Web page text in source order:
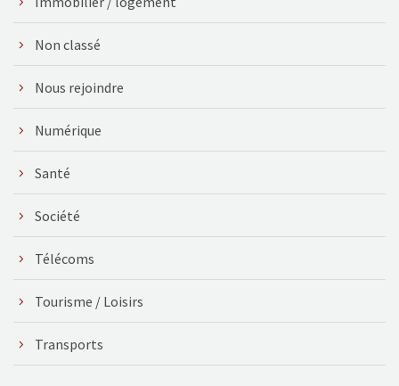
Non classé
Nous rejoindre
Numérique
Santé
Société
Télécoms
Tourisme / Loisirs
Transports